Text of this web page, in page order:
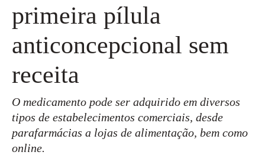
primeira pílula
anticoncepcional sem
receita
O medicamento pode ser adquirido em diversos
tipos de estabelecimentos comerciais, desde
parafarmácias a lojas de alimentação, bem como
online.